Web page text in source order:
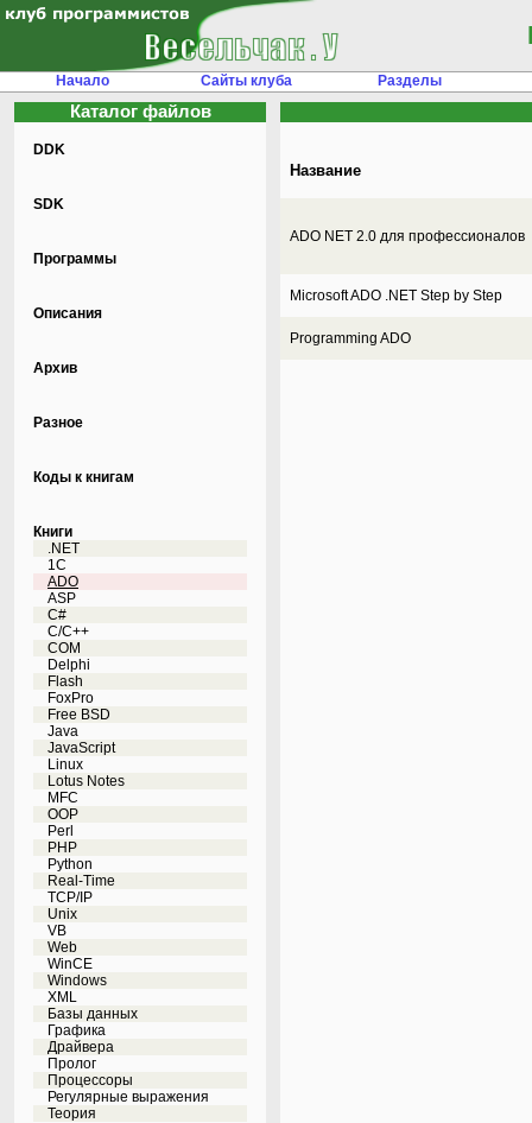
Начало Сайты клуба Разделы
Каталог файлов
DDK
SDK
Программы
Описания
Архив
Разное
Коды к книгам
Книги
.NET
1C
ADO
ASP
C#
C/C++
COM
Delphi
Flash
FoxPro
Free BSD
Java
JavaScript
Linux
Lotus Notes
MFC
OOP
Perl
PHP
Python
Real-Time
TCP/IP
Unix
VB
Web
WinCE
Windows
XML
Базы данных
Графика
Драйвера
Пролог
Процессоры
Регулярные выражения
Теория
Название
ADO NET 2.0 для профессионалов
Microsoft ADO .NET Step by Step
Programming ADO